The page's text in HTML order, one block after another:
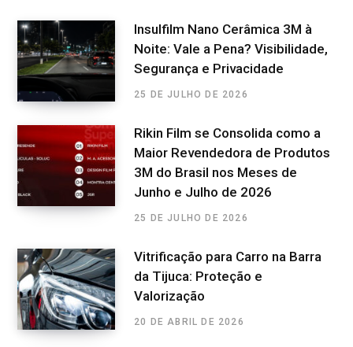
Insulfilm Nano Cerâmica 3M à
Noite: Vale a Pena? Visibilidade,
Segurança e Privacidade
25 DE JULHO DE 2026
Rikin Film se Consolida como a
Maior Revendedora de Produtos
3M do Brasil nos Meses de
Junho e Julho de 2026
25 DE JULHO DE 2026
Vitrificação para Carro na Barra
da Tijuca: Proteção e
Valorização
20 DE ABRIL DE 2026